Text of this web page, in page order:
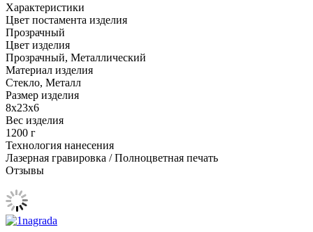
Характеристики
Цвет постамента изделия
Прозрачный
Цвет изделия
Прозрачный, Металлический
Материал изделия
Стекло, Металл
Размер изделия
8x23x6
Вес изделия
1200 г
Технология нанесения
Лазерная гравировка / Полноцветная печать
Отзывы